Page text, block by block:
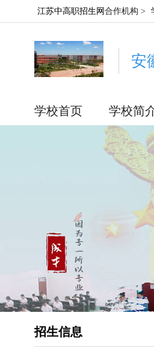
江苏中高职招生网 合作机构 >
安
学校首页 学校简
招生信息